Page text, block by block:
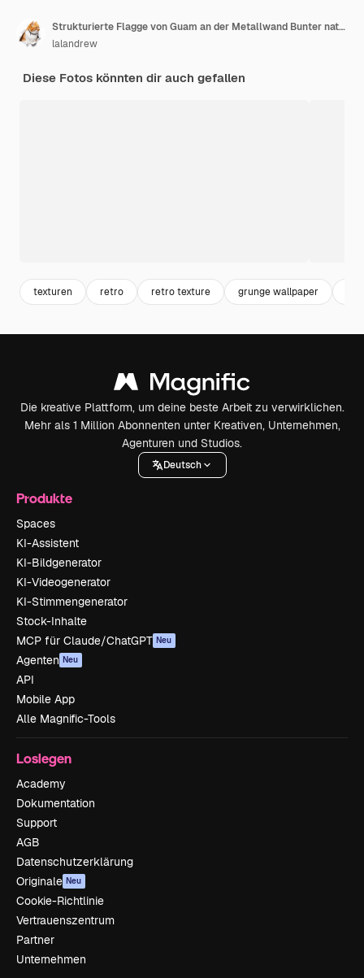
Strukturierte Flagge von Guam an der Metallwand Bunter natürlicher abstrakter geometrischer Hintergrund mit Linien
lalandrew
Diese Fotos könnten dir auch gefallen
texturen retro retro texture grunge wallpaper
Die kreative Plattform, um deine beste Arbeit zu verwirklichen.
Mehr als 1 Million Abonnenten unter Kreativen, Unternehmen,
Agenturen und Studios.
Deutsch
Produkte
Spaces
KI-Assistent
KI-Bildgenerator
KI-Videogenerator
KI-Stimmengenerator
Stock-Inhalte
MCP für Claude/ChatGPT Neu
Agenten Neu
API
Mobile App
Alle Magnific-Tools
Loslegen
Academy
Dokumentation
Support
AGB
Datenschutzerklärung
Originale Neu
Cookie-Richtlinie
Vertrauenszentrum
Partner
Unternehmen